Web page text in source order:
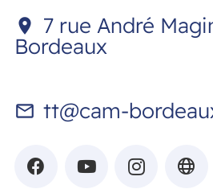
location_on 7 rue André
Bordeaux
mail_outline tt@cam-